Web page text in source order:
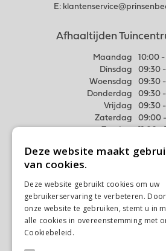
E:
Afhaaltijden
Maandag
10:00 -
Dinsdag
09:30
Woensdag
09:30
Donderdag
09:30
Vrijdag
09:30
Zaterdag
09:00
Meer weten
Algemene
Privacy
Disclaimer
Deze website maakt
van cookies.
Deze website gebruikt cookies om uw
gebruikerservaring te verbeteren. Door
onze website te gebruiken, stemt u in
alle cookies in overeenstemming met
Cookiebeleid.